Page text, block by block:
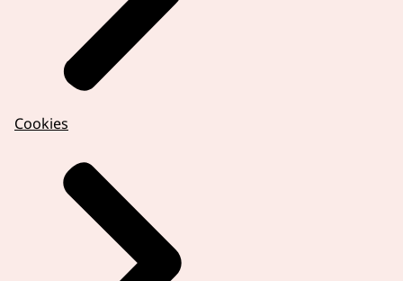
Cookies